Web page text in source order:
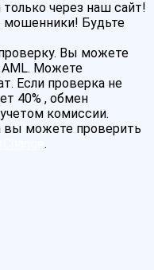
через наш сайт!
Будьте
Вы можете
AML. Можете
Если проверка не
40% , обмен
комиссии.
вы можете проверить
.